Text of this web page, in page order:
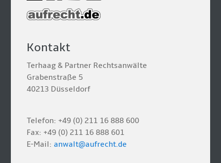
Kontakt
Terhaag & Partner Rechtsanwälte
Grabenstraße 5
40213 Düsseldorf
Telefon: +49 (0) 211 16 888 600
Fax: +49 (0) 211 16 888 601
E-Mail:anwalt@aufrecht.de